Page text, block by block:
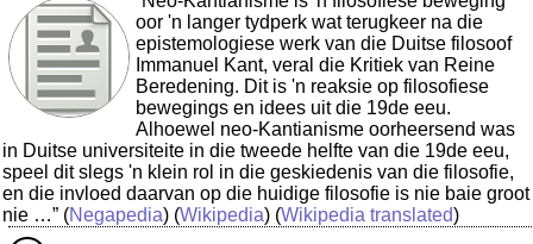
oor 'n langer tydperk wat terugkeer na die
epistemologiese werk van die Duitse filosoof
Immanuel Kant, veral die Kritiek van Reine
Beredening. Dit is 'n reaksie op filosofiese
bewegings en idees uit die 19de eeu.
Alhoewel neo-Kantianisme oorheersend was
in Duitse universiteite in die tweede helfte van die 19de eeu,
speel dit slegs 'n klein rol in die geskiedenis van die filosofie,
en die invloed daarvan op die huidige filosofie is nie baie groot
nie …” (Negapedia) (Wikipedia) (Wikipedia translated)